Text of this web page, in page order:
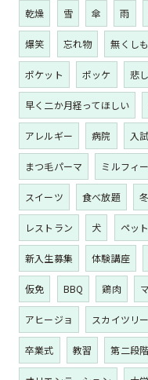
乾燥 雪 傘 雨
爆笑 忘れ物 無くし
ポケット ポッケ 悲
早く二か月経ってほしい
アレルギー 病院 入試
まつ毛パーマ ミルフィ
スイーツ 食べ放題
レストラン 犬 ペット
新入生募集 体験講座
仮免 BBQ 鶏肉
アヒージョ スカイツリー
卒業式 教習 第二段階